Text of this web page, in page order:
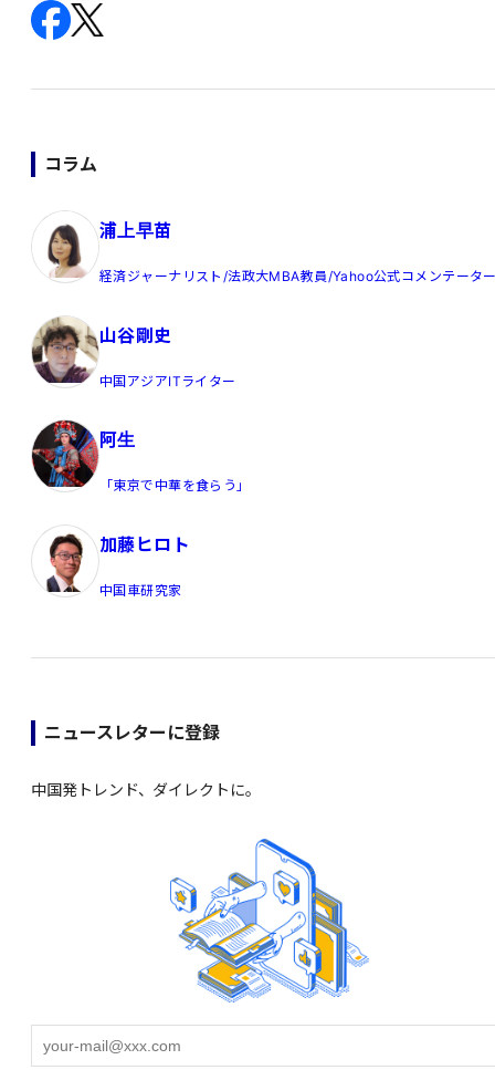
コラム
浦上早苗
経済ジャーナリスト/法政大MBA教員/Yahoo公式コメンテータ
山谷剛史
中国アジアITライター
阿生
「東京で中華を食らう」
加藤ヒロト
中国車研究家
ニュースレターに登録
中国発トレンド、ダイレクトに。